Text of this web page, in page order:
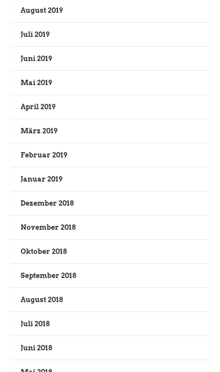
August 2019
Juli 2019
Juni 2019
Mai 2019
April 2019
März 2019
Februar 2019
Januar 2019
Dezember 2018
November 2018
Oktober 2018
September 2018
August 2018
Juli 2018
Juni 2018